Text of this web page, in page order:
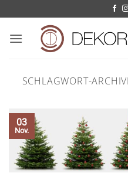
Inhalt
springen
SCHLAGWORT-
03
Nov.